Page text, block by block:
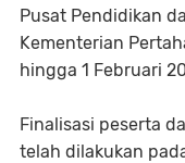
Pusat Pendidikan
Kementerian
hingga 1 Februari
Finalisasi peserta
telah dilakukan